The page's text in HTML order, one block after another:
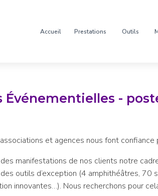
Accueil Prestations Outils
-
et agences nous font
manifestations de nos clients notre
outils d’exception (4 amphithéâtres,
innovantes…). Nous recherchons pour